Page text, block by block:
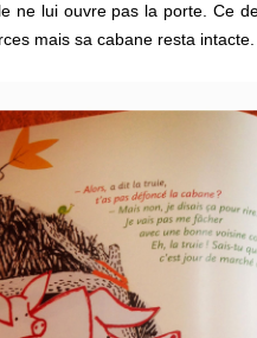
ne lui ouvre pas la porte. Ce
mais sa cabane resta intacte.